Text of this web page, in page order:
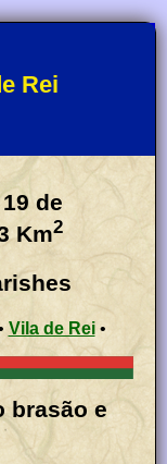
Rei
19 de
Km2
Vila de Rei•
brasão e